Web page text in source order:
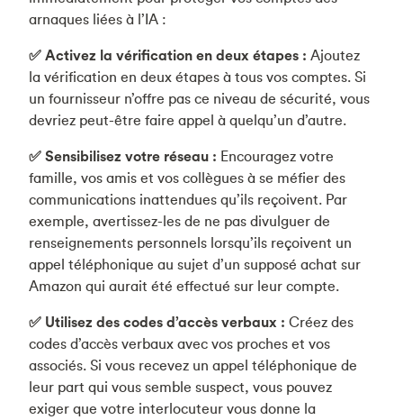
arnaques liées à l’IA :
✅ Activez la vérification en deux étapes : Ajoutez
la vérification en deux étapes à tous vos comptes. Si
un fournisseur n’offre pas ce niveau de sécurité, vous
devriez peut-être faire appel à quelqu’un d’autre.
✅ Sensibilisez votre réseau : Encouragez votre
famille, vos amis et vos collègues à se méfier des
communications inattendues qu’ils reçoivent. Par
exemple, avertissez-les de ne pas divulguer de
renseignements personnels lorsqu’ils reçoivent un
appel téléphonique au sujet d’un supposé achat sur
Amazon qui aurait été effectué sur leur compte.
✅ Utilisez des codes d’accès verbaux : Créez des
codes d’accès verbaux avec vos proches et vos
associés. Si vous recevez un appel téléphonique de
leur part qui vous semble suspect, vous pouvez
exiger que votre interlocuteur vous donne la